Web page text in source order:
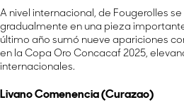
A nivel internacional, de Fougerolles
gradualmente en una pieza
último año sumó nueve apariciones
en la Copa Oro Concacaf 2025,
internacionales.
Livano Comenencia (Curazao)